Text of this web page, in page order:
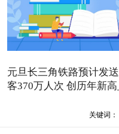
元旦长三角铁路预计发
客370万人次 创历年新高_
关键词：